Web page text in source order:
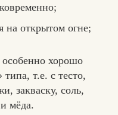
на открытом огне;
хорошо
типа, т.е. с тесто,
закваску, соль,
мёда.